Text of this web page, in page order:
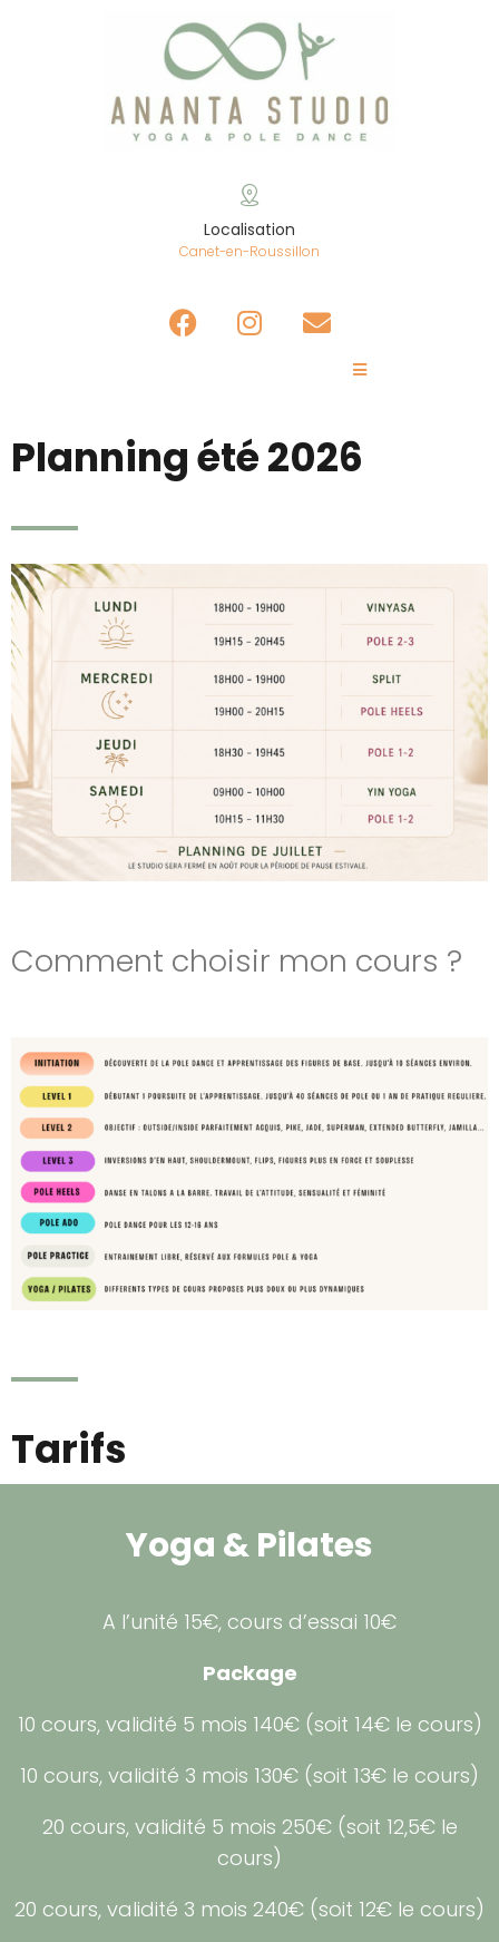
Localisation
Canet-en-Roussillon
Planning été 2026
Comment choisir mon cours ?
Tarifs
Yoga & Pilates
A l’unité 15€, cours d’essai 10€
Package
10 cours, validité 5 mois 140€ (soit 14€ le cours)
10 cours, validité 3 mois 130€ (soit 13€ le cours)
20 cours, validité 5 mois 250€ (soit 12,5€ le
cours)
20 cours, validité 3 mois 240€ (soit 12€ le cours)